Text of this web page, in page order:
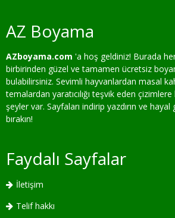
AZ Boyama
AZboyama.com 'a hoş geldiniz! Burada
birbirinden güzel ve tamamen ücretsiz
bulabilirsiniz. Sevimli hayvanlardan masal
temalardan yaratıcılığı teşvik eden
şeyler var. Sayfaları indirip yazdırın ve
bırakın!
Faydalı Sayfalar
İletişim
Telif hakkı